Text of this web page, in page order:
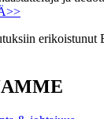
erikoistunut